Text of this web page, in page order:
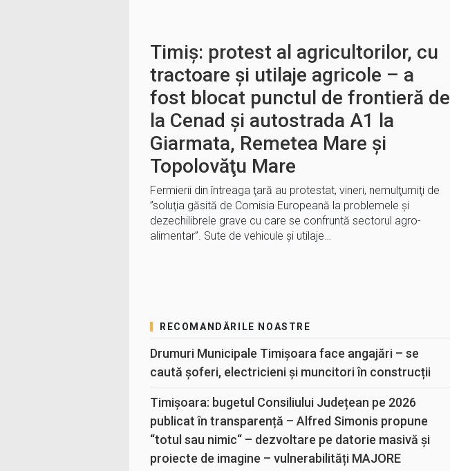
Timiș: protest al agricultorilor, cu
tractoare şi utilaje agricole – a
fost blocat punctul de frontieră de
la Cenad și autostrada A1 la
Giarmata, Remetea Mare şi
Topolovăţu Mare
Fermierii din întreaga ţară au protestat, vineri, nemulţumiţi de
”soluţia găsită de Comisia Europeană la problemele şi
dezechilibrele grave cu care se confruntă sectorul agro-
alimentar”. Sute de vehicule şi utilaje…
RECOMANDĂRILE NOASTRE
Drumuri Municipale Timișoara face angajări – se
caută șoferi, electricieni și muncitori în construcții
Timișoara: bugetul Consiliului Județean pe 2026
publicat în transparență – Alfred Simonis propune
“totul sau nimic“ – dezvoltare pe datorie masivă și
proiecte de imagine – vulnerabilități MAJORE